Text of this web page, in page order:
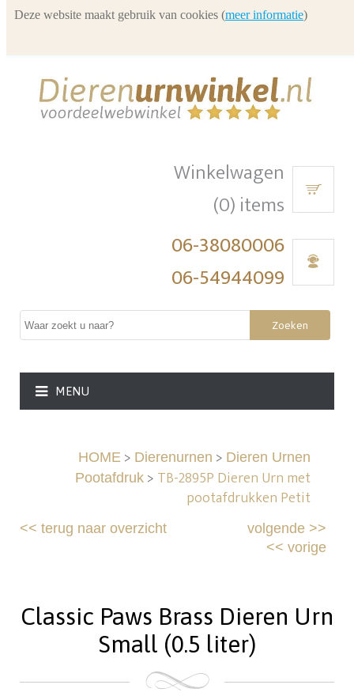
Winkelwagen
(0) items
06-38080006
06-54944099
Zoeken
MENU
HOME> Dierenurnen > Dieren Urnen
Pootafdruk> TB-2895P Dieren Urn met
pootafdrukken Petit
<<terug naar overzicht volgende>>
<< vorige
Classic Paws Brass Dieren Urn
Small (0.5 liter)
Deze website maakt gebruik van cookies (meer informatie)